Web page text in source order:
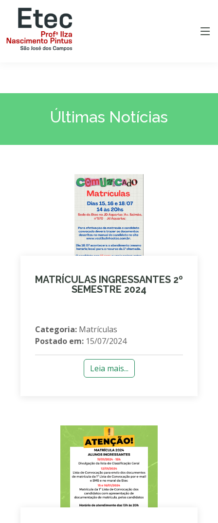
Últimas Notícias
MATRÍCULAS INGRESSANTES 2º
SEMESTRE 2024
Categoria: Matrículas
Postado em: 15/07/2024
Leia mais...